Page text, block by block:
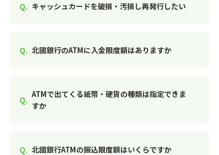
キャッシュカードを破損・汚損し再発行したい
北國銀行のATMに入金限度額はありますか
ATMで出てくる紙幣・硬貨の種類は指定できま
すか
北國銀行ATMの振込限度額はいくらですか